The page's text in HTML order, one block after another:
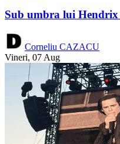
Sub umbra lui
Corneliu CAZACU
Vineri, 07 Aug